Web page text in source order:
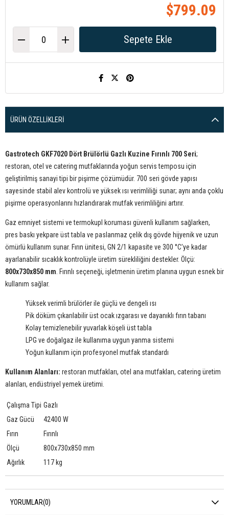
$799.09
ÜRÜN ÖZELLIKLERI
Gastrotech GKF7020 Dört Brülörlü Gazlı Kuzine Fırınlı 700 Seri;
restoran, otel ve catering mutfaklarında yoğun servis temposu için
geliştirilmiş sanayi tipi bir pişirme çözümüdür. 700 seri gövde yapısı
sayesinde stabil alev kontrolü ve yüksek ısı verimliliği sunar; aynı anda çoklu
pişirme operasyonlarını hızlandırarak mutfak verimliliğini artırır.
Gaz emniyet sistemi ve termokupl koruması güvenli kullanım sağlarken,
pres baskı yekpare üst tabla ve paslanmaz çelik dış gövde hijyenik ve uzun
ömürlü kullanım sunar. Fırın ünitesi, GN 2/1 kapasite ve 300 °C’ye kadar
ayarlanabilir sıcaklık kontrolüyle üretim sürekliliğini destekler. Ölçü:
800x730x850 mm . Fırınlı seçeneği, işletmenin üretim planına uygun esnek bir
kullanım sağlar.
Yüksek verimli brülörler ile güçlü ve dengeli ısı
Pik döküm çıkarılabilir üst ocak ızgarası ve dayanıklı fırın tabanı
Kolay temizlenebilir yuvarlak köşeli üst tabla
LPG ve doğalgaz ile kullanıma uygun yanma sistemi
Yoğun kullanım için profesyonel mutfak standardı
Kullanım Alanları: restoran mutfakları, otel ana mutfakları, catering üretim
alanları, endüstriyel yemek üretimi.
Çalışma Tipi Gazlı
Gaz Gücü
42400 W
Fırın
Fırınlı
Ölçü
800x730x850 mm
Ağırlık
117 kg
YORUMLAR(0)